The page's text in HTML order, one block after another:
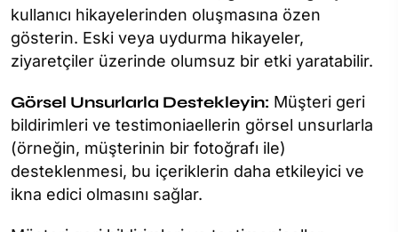
kullanıcı hikayelerinden oluşmasına özen
gösterin. Eski veya uydurma hikayeler,
ziyaretçiler üzerinde olumsuz bir etki yaratabilir.
Görsel Unsurlarla Destekleyin: Müşteri geri
bildirimleri ve testimoniaellerin görsel unsurlarla
(örneğin, müşterinin bir fotoğrafı ile)
desteklenmesi, bu içeriklerin daha etkileyici ve
ikna edici olmasını sağlar.